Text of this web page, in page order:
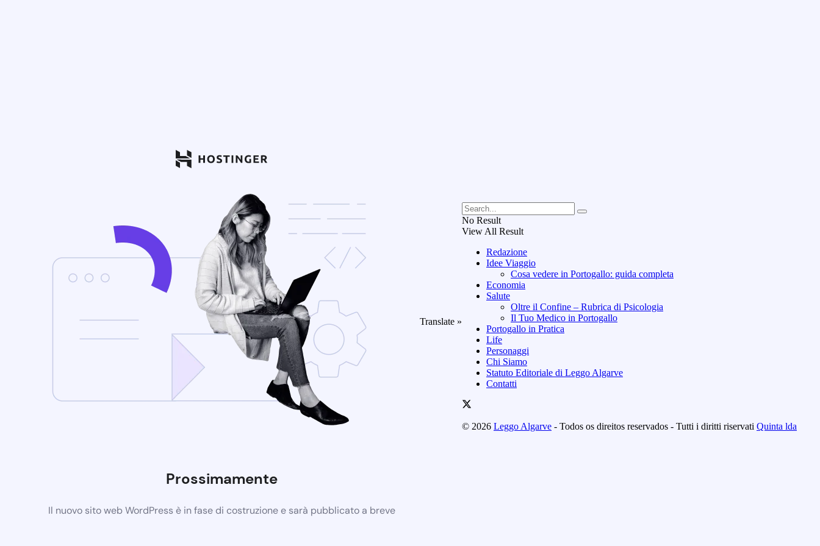
Prossimamente
Il nuovo sito web WordPress è in fase di costruzione e sarà pubblicato a breve
Translate »
No Result
View All Result
Redazione
Idee Viaggio
Cosa vedere in Portogallo: guida completa
Economia
Salute
Oltre il Confine – Rubrica di Psicologia
Il Tuo Medico in Portogallo
Portogallo in Pratica
Life
Personaggi
Chi Siamo
Statuto Editoriale di Leggo Algarve
Contatti
© 2026 Leggo Algarve - Todos os direitos reservados - Tutti i diritti riservati Quinta lda